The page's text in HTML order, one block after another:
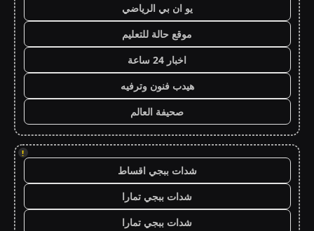
يو ان بي الرياضي
موقع حالة للتعليم
اخبار 24 ساعة
هيدب فنون وترفيه
صحيفة العالم
!
شدات ببجي اقساط
شدات ببجي تمارا
شدات ببجي تمارا